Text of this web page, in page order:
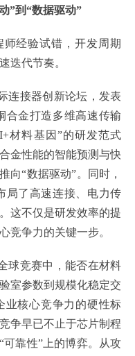
”到“数据驱动”
经验试错，开发周期
迭代节奏。
连接器创新论坛，发表
合金打造多维高速传输
材料基因”的研发范式
金性能的智能预测与快
向“数据驱动”。同时，
局了高速连接、电力传
这不仅是研发效率的提
竞争力的关键一步。
球竞赛中，能否在材料
室参数到规模化稳定交
业核心竞争力的硬性标
争早已不止于芯片制程
可靠性”上的博弈。从攻